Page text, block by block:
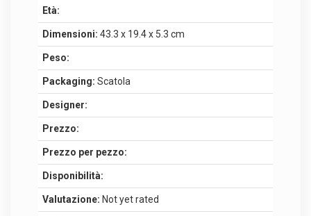
Età:
Dimensioni: 43.3 x 19.4 x 5.3 cm
Peso:
Packaging: Scatola
Designer:
Prezzo:
Prezzo per pezzo:
Disponibilità:
Valutazione: Not yet rated